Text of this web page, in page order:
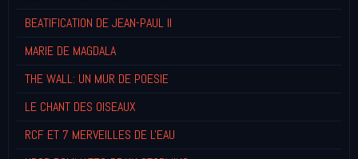
BEATIFICATION DE JEAN-PAUL II
MARIE DE MAGDALA
THE WALL: UN MUR DE POESIE
LE CHANT DES OISEAUX
RCF ET 7 MERVEILLES DE L'EAU